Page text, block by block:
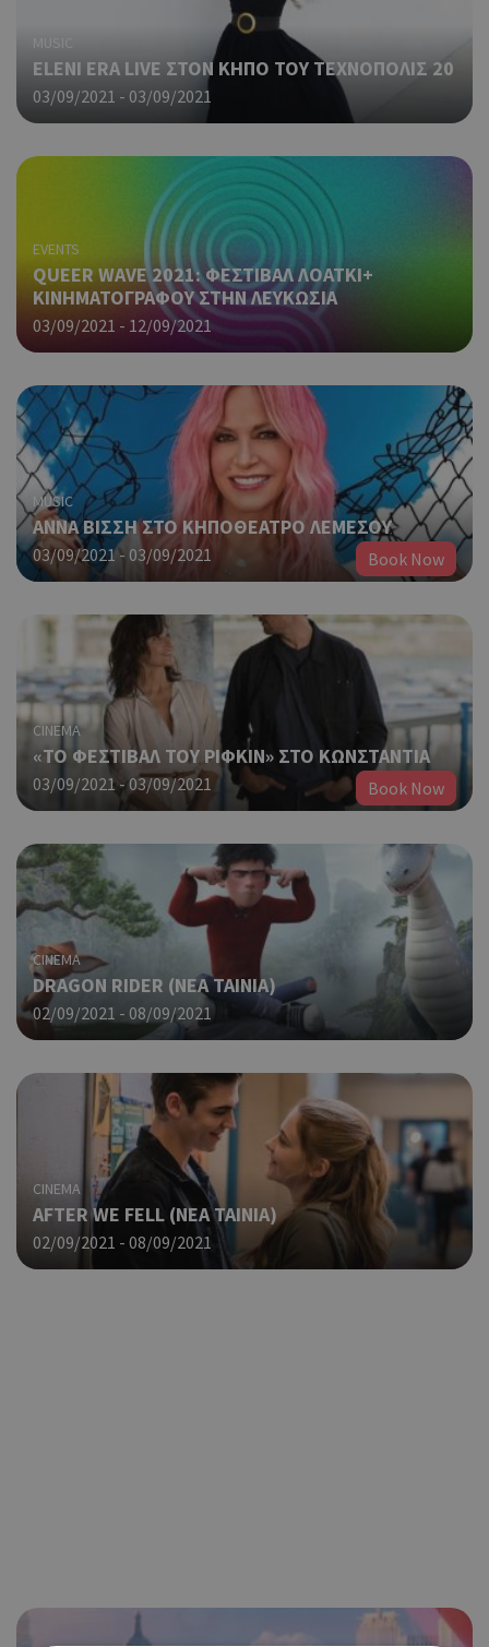
MUSIC
ELENI ERA LIVE ΣΤΟΝ ΚΗΠΟ ΤΟΥ ΤΕΧΝΟΠΟΛΙΣ 20
03/09/2021 - 03/09/2021
EVENTS
QUEER WAVE 2021: ΦΕΣΤΙΒΑΛ ΛΟΑΤΚΙ+
ΚΙΝΗΜΑΤΟΓΡΑΦΟΥ ΣΤΗΝ ΛΕΥΚΩΣΙΑ
03/09/2021 - 12/09/2021
MUSIC
ΑΝΝΑ ΒΙΣΣΗ ΣΤΟ ΚΗΠΟΘΕΑΤΡΟ ΛΕΜΕΣΟΥ
03/09/2021 - 03/09/2021 Book Now
CINEMA
«ΤΟ ΦΕΣΤΙΒΑΛ ΤΟΥ ΡΙΦΚΙΝ» ΣΤΟ ΚΩΝΣΤΑΝΤΙΑ
03/09/2021 - 03/09/2021 Book Now
CINEMA
DRAGON RIDER (NΕΑ ΤΑΙΝΙΑ)
02/09/2021 - 08/09/2021
CINEMA
AFTER WE FELL (NΕΑ ΤΑΙΝΙΑ)
02/09/2021 - 08/09/2021